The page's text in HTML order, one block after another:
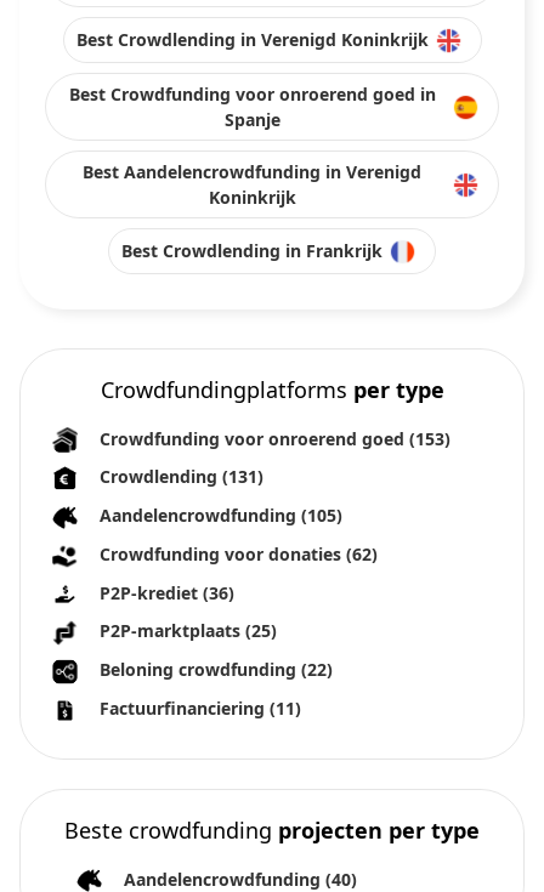
Best Crowdlending in Verenigd Koninkrijk
Best Crowdfunding voor onroerend goed in
Spanje
Best Aandelencrowdfunding in Verenigd
Koninkrijk
Best Crowdlending in Frankrijk
Crowdfundingplatforms per type
Crowdfunding voor onroerend goed (153)
Crowdlending (131)
Aandelencrowdfunding (105)
Crowdfunding voor donaties (62)
P2P-krediet (36)
P2P-marktplaats (25)
Beloning crowdfunding (22)
Factuurfinanciering (11)
Beste crowdfunding projecten per type
Aandelencrowdfunding (40)